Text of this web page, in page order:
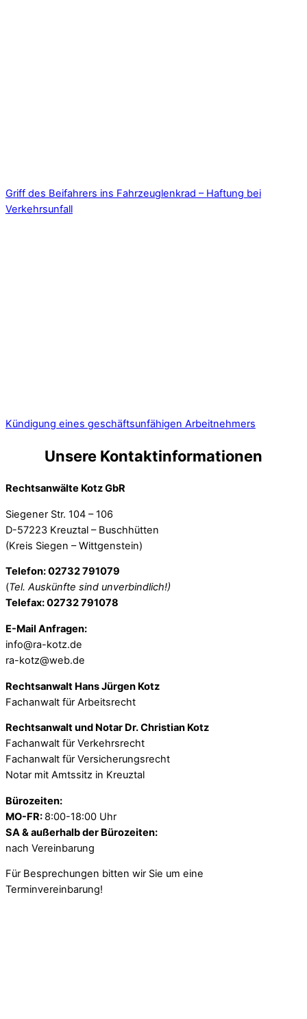
Griff des Beifahrers ins Fahrzeuglenkrad – Haftung bei
Verkehrsunfall
Kündigung eines geschäftsunfähigen Arbeitnehmers
Unsere Kontaktinformationen
Rechtsanwälte Kotz GbR
Siegener Str. 104 – 106
D-57223 Kreuztal – Buschhütten
(Kreis Siegen – Wittgenstein)
Telefon: 02732 791079
(Tel. Auskünfte sind unverbindlich!)
Telefax: 02732 791078
E-Mail Anfragen:
info@ra-kotz.de
ra-kotz@web.de
Rechtsanwalt Hans Jürgen Kotz
Fachanwalt für Arbeitsrecht
Rechtsanwalt und Notar Dr. Christian Kotz
Fachanwalt für Verkehrsrecht
Fachanwalt für Versicherungsrecht
Notar mit Amtssitz in Kreuztal
Bürozeiten:
MO-FR: 8:00-18:00 Uhr
SA & außerhalb der Bürozeiten:
nach Vereinbarung
Für Besprechungen bitten wir Sie um eine
Terminvereinbarung!